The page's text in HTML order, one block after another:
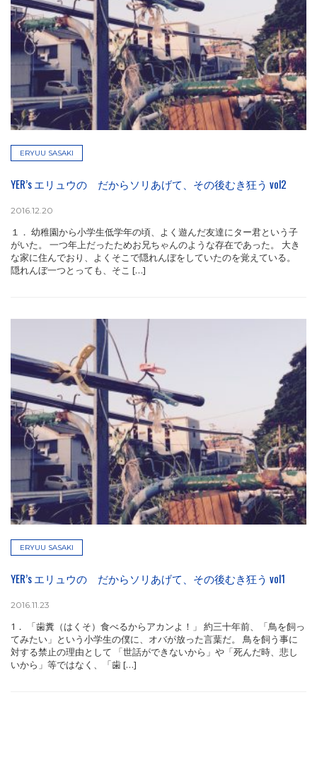
ERYUU SASAKI
YER’s エリュウの だからソリあげて、その後むき狂う vol2
2016.12.20
１． 幼稚園から小学生低学年の頃、よく遊んだ友達にター君という子
がいた。 一つ年上だったためお兄ちゃんのような存在であった。 大き
な家に住んでおり、よくそこで隠れんぼをしていたのを覚えている。
隠れんぼ一つとっても、そこ […]
ERYUU SASAKI
YER’s エリュウの だからソリあげて、その後むき狂う vol1
2016.11.23
1． 「歯糞（はくそ）食べるからアカンよ！」 約三十年前、「鳥を飼っ
てみたい」という小学生の僕に、オバが放った言葉だ。 鳥を飼う事に
対する禁止の理由として 「世話ができないから」や「死んだ時、悲し
いから」等ではなく、「歯 […]